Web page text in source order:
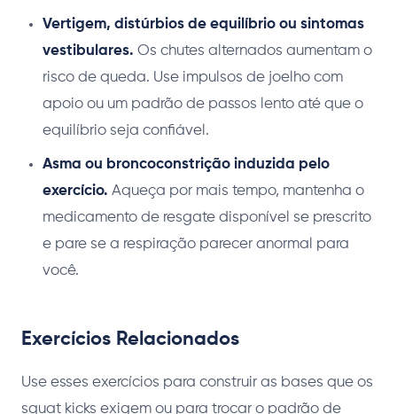
Vertigem, distúrbios de equilíbrio ou sintomas
vestibulares. Os chutes alternados aumentam o
risco de queda. Use impulsos de joelho com
apoio ou um padrão de passos lento até que o
equilíbrio seja confiável.
Asma ou broncoconstrição induzida pelo
exercício. Aqueça por mais tempo, mantenha o
medicamento de resgate disponível se prescrito
e pare se a respiração parecer anormal para
você.
Exercícios Relacionados
Use esses exercícios para construir as bases que os
squat kicks exigem ou para trocar o padrão de